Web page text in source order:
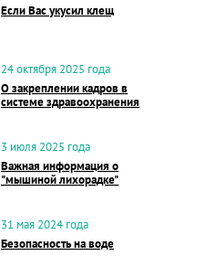
Если Вас укусил клещ
24 октября 2025 года
О закреплении кадров в
системе здравоохранения
3 июля 2025 года
Важная информация о
"мышиной лихорадке"
31 мая 2024 года
Безопасность на воде